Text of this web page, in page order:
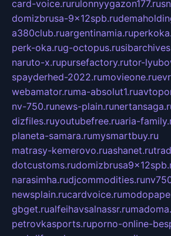
card-voice.rurulonnyygazon177.ru
domizbrusa-9x12spb.ru
a380club.ruargentinamia.ru
perk-oka.rug-octopus.ru
naruto-x.rupursefactory.rutor-
spayderhed-2022.rumovieone.ru
webamator.ruma-absolut1.ru
nv-750.runews-plain.ru
dizfiles.ruyoutubefree.ruaria-
planeta-samara.rumysmartbuy.ru
matrasy-kemerovo.ruashanet.ru
dotcustoms.ru
narasimha.rudjcommodities.ru
newsplain.rucardvoice.ru
gbget.rualfeihavsalnassr.ru
petrovkasports.ruporno-online-